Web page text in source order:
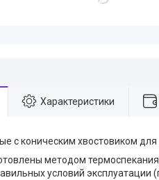
Характеристики
с коническим хвостовиком для
методом
условий эксплуатации